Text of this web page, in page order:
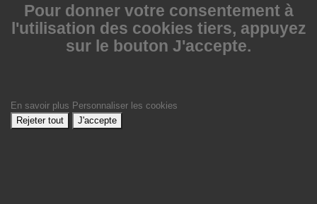
Pour donner votre consentement à
l'utilisation des cookies tiers, appuyez
sur le bouton J'accepte.
En savoir plus Personnaliser les cookies
Rejeter tout
J'accepte